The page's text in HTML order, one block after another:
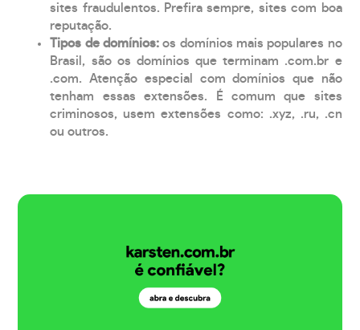
sites fraudulentos. Prefira sempre, sites com boa
reputação.
Tipos de domínios:os domínios mais populares no
Brasil, são os domínios que terminam .com.br e
.com. Atenção especial com domínios que não
tenham essas extensões. É comum que sites
criminosos, usem extensões como: .xyz, .ru, .cn
ou outros.